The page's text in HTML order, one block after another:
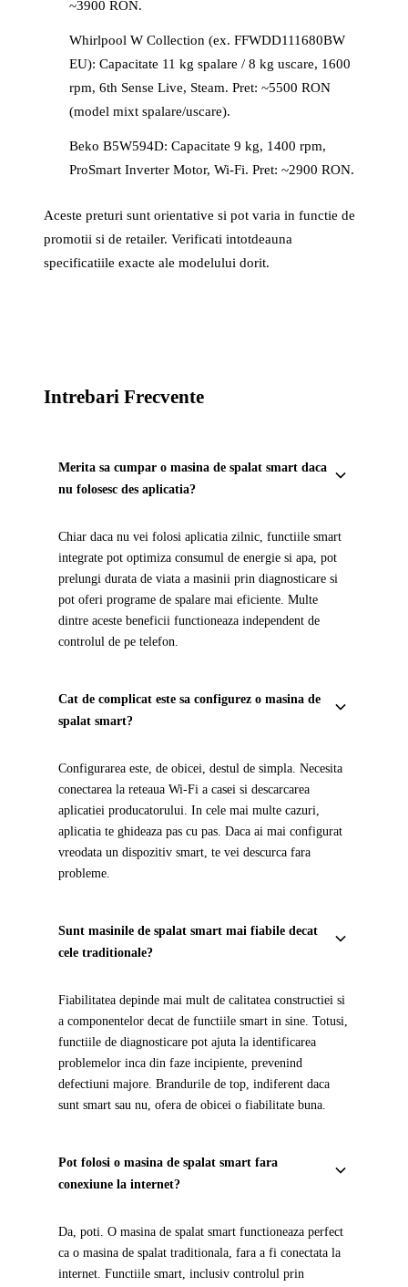
~3900 RON.
Whirlpool W Collection (ex. FFWDD111680BW
EU): Capacitate 11 kg spalare / 8 kg uscare, 1600
rpm, 6th Sense Live, Steam. Pret: ~5500 RON
(model mixt spalare/uscare).
Beko B5W594D: Capacitate 9 kg, 1400 rpm,
ProSmart Inverter Motor, Wi-Fi. Pret: ~2900 RON.
Aceste preturi sunt orientative si pot varia in functie de
promotii si de retailer. Verificati intotdeauna
specificatiile exacte ale modelului dorit.
Intrebari Frecvente
Merita sa cumpar o masina de spalat smart daca
nu folosesc des aplicatia?
Chiar daca nu vei folosi aplicatia zilnic, functiile smart
integrate pot optimiza consumul de energie si apa, pot
prelungi durata de viata a masinii prin diagnosticare si
pot oferi programe de spalare mai eficiente. Multe
dintre aceste beneficii functioneaza independent de
controlul de pe telefon.
Cat de complicat este sa configurez o masina de
spalat smart?
Configurarea este, de obicei, destul de simpla. Necesita
conectarea la reteaua Wi-Fi a casei si descarcarea
aplicatiei producatorului. In cele mai multe cazuri,
aplicatia te ghideaza pas cu pas. Daca ai mai configurat
vreodata un dispozitiv smart, te vei descurca fara
probleme.
Sunt masinile de spalat smart mai fiabile decat
cele traditionale?
Fiabilitatea depinde mai mult de calitatea constructiei si
a componentelor decat de functiile smart in sine. Totusi,
functiile de diagnosticare pot ajuta la identificarea
problemelor inca din faze incipiente, prevenind
defectiuni majore. Brandurile de top, indiferent daca
sunt smart sau nu, ofera de obicei o fiabilitate buna.
Pot folosi o masina de spalat smart fara
conexiune la internet?
Da, poti. O masina de spalat smart functioneaza perfect
ca o masina de spalat traditionala, fara a fi conectata la
internet. Functiile smart, inclusiv controlul prin